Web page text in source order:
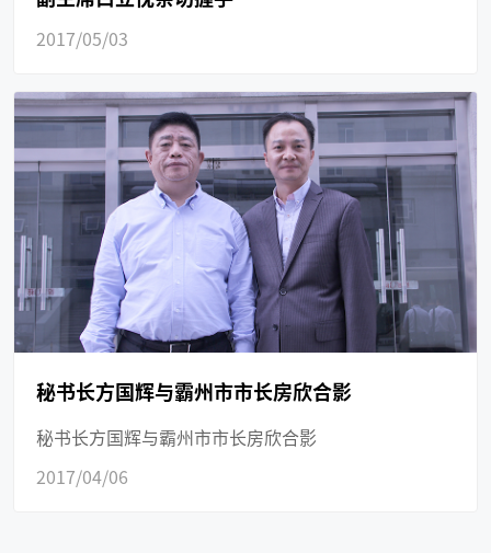
2017/05/03
秘书长方国辉与霸州市市长房欣合影
秘书长方国辉与霸州市市长房欣合影
2017/04/06